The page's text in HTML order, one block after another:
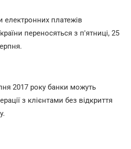
електронних платежів
переносяться з п'ятниці, 25
2017 року банки можуть
з клієнтами без відкриття